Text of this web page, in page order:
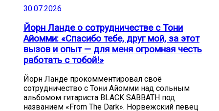
30.07.2026
Йорн Ланде о сотрудничестве с Тони
Айомми: «Спасибо тебе, друг мой, за этот
вызов и опыт — для меня огромная честь
работать с тобой!»
Йорн Ланде прокомментировал своё
сотрудничество с Тони Айомми над сольным
альбомом гитариста BLACK SABBATH под
названием «From The Dark». Норвежский певец